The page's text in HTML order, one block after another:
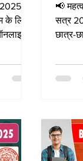
27
के लिए
सभी
2025 के
सकते
2025 से
📢
सत्र
छात्र-